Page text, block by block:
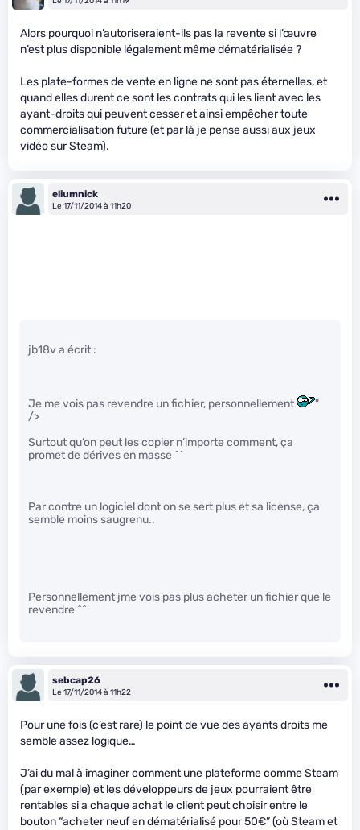
Alors pourquoi n’autoriseraient-ils pas la revente si l’œuvre
n’est plus disponible légalement même dématérialisée ?
Les plate-formes de vente en ligne ne sont pas éternelles, et
quand elles durent ce sont les contrats qui les lient avec les
ayant-droits qui peuvent cesser et ainsi empêcher toute
commercialisation future (et par là je pense aussi aux jeux
vidéo sur Steam).
eliumnick
Le 17/11/2014 à 11h20
jb18v a écrit :
Je me vois pas revendre un fichier, personnellement
"
/>
Surtout qu’on peut les copier n’importe comment, ça
promet de dérives en masse ^^
Par contre un logiciel dont on se sert plus et sa license, ça
semble moins saugrenu..
Personnellement jme vois pas plus acheter un fichier que le
revendre ^^
sebcap26
Le 17/11/2014 à 11h22
Pour une fois (c’est rare) le point de vue des ayants droits me
semble assez logique…
J’ai du mal à imaginer comment une plateforme comme Steam
(par exemple) et les développeurs de jeux pourraient être
rentables si a chaque achat le client peut choisir entre le
bouton “acheter neuf en dématérialisé pour 50€” (où Steam et